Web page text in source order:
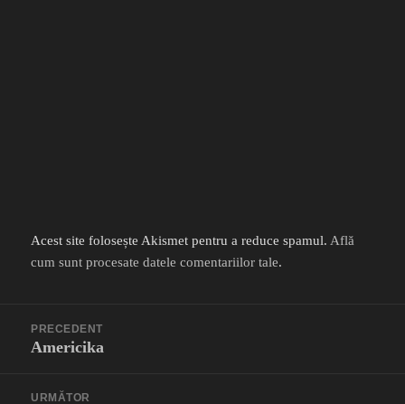
Acest site folosește Akismet pentru a reduce spamul. Află
cum sunt procesate datele comentariilor tale.
PRECEDENT
Articolul
Americika
URMĂTOR